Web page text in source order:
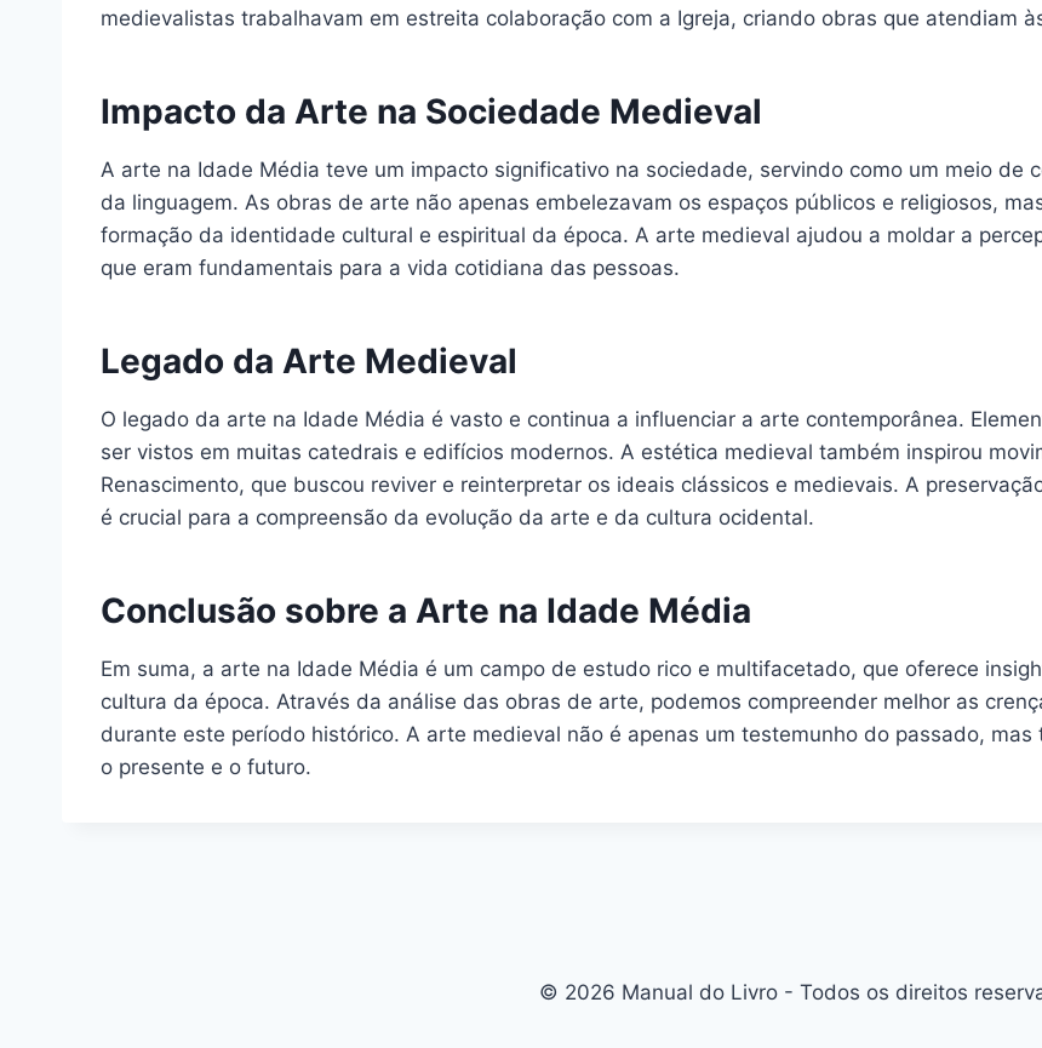
medievalistas trabalhavam em estreita colaboração com a Igreja, criando obras que atendiam
Impacto da Arte na Sociedade Medieval
A arte na Idade Média teve um impacto significativo na sociedade, servindo como um meio de
da linguagem. As obras de arte não apenas embelezavam os espaços públicos e religiosos,
formação da identidade cultural e espiritual da época. A arte medieval ajudou a moldar a
que eram fundamentais para a vida cotidiana das pessoas.
Legado da Arte Medieval
O legado da arte na Idade Média é vasto e continua a influenciar a arte contemporânea.
ser vistos em muitas catedrais e edifícios modernos. A estética medieval também inspirou
Renascimento, que buscou reviver e reinterpretar os ideais clássicos e medievais. A
é crucial para a compreensão da evolução da arte e da cultura ocidental.
Conclusão sobre a Arte na Idade Média
Em suma, a arte na Idade Média é um campo de estudo rico e multifacetado, que oferece
cultura da época. Através da análise das obras de arte, podemos compreender melhor as
durante este período histórico. A arte medieval não é apenas um testemunho do passado,
o presente e o futuro.
© 2026 Manual do Livro - Todos os direitos